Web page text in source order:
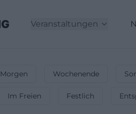
Veranstaltungen
Morgen Wochenende
Im Freien Festlich